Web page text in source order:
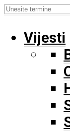
Vijesti